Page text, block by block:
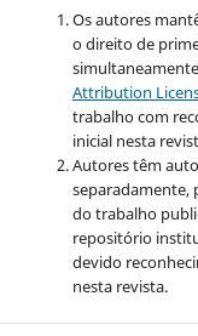
Os autores
o direito de
Attribution
trabalho com
inicial nesta
Autores têm
separadamente,
do trabalho
repositório
devido
nesta revista.